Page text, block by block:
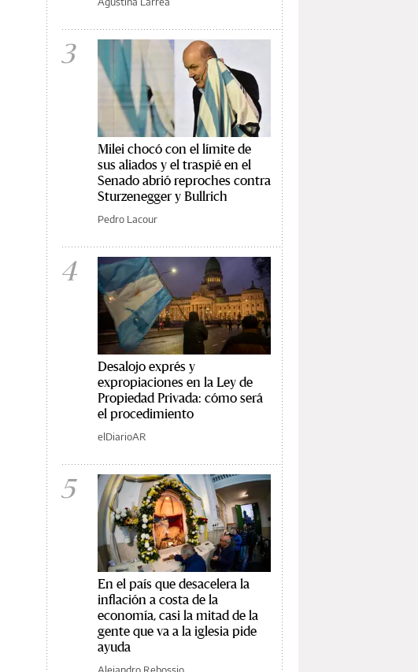
3
Milei chocó con el límite de
sus aliados y el traspié en el
Senado abrió reproches contra
Sturzenegger y Bullrich
Pedro Lacour
4
Desalojo exprés y
expropiaciones en la Ley de
Propiedad Privada: cómo será
el procedimiento
elDiarioAR
5
En el país que desacelera la
inflación a costa de la
economía, casi la mitad de la
gente que va a la iglesia pide
ayuda
Alejandro Rebossio